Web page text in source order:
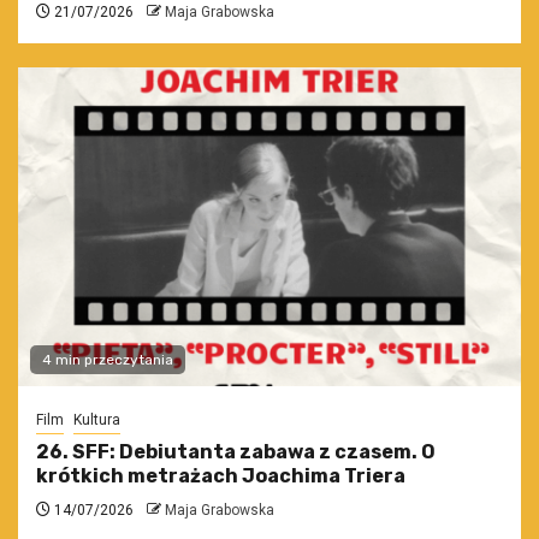
21/07/2026 Maja Grabowska
4 min przeczytania
Film Kultura
26. SFF: Debiutanta zabawa z czasem. O
krótkich metrażach Joachima Triera
14/07/2026 Maja Grabowska